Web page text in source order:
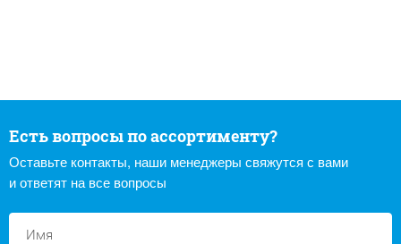
Есть вопросы по ассортименту?
Оставьте контакты, наши менеджеры свяжутся с вами
и ответят на все вопросы